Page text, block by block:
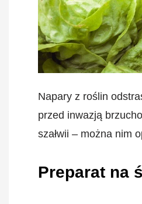
Napary z roślin
przed inwazją
szałwii – można nim
Preparat na